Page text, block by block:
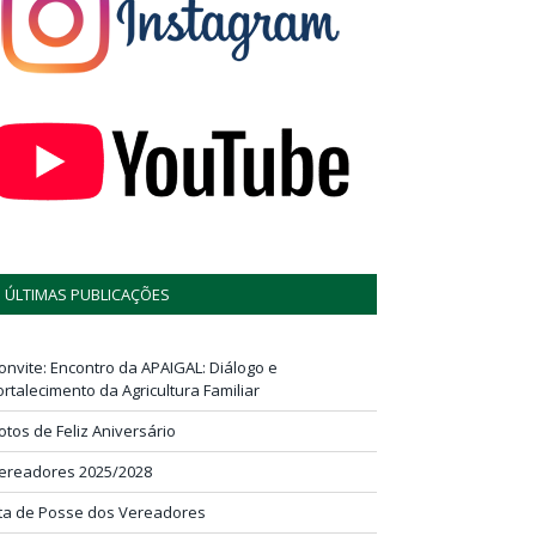
ÚLTIMAS PUBLICAÇÕES
Encontro da APAIGAL: Diálogo e
da Agricultura Familiar
de Feliz Aniversário
2025/2028
de Posse dos Vereadores